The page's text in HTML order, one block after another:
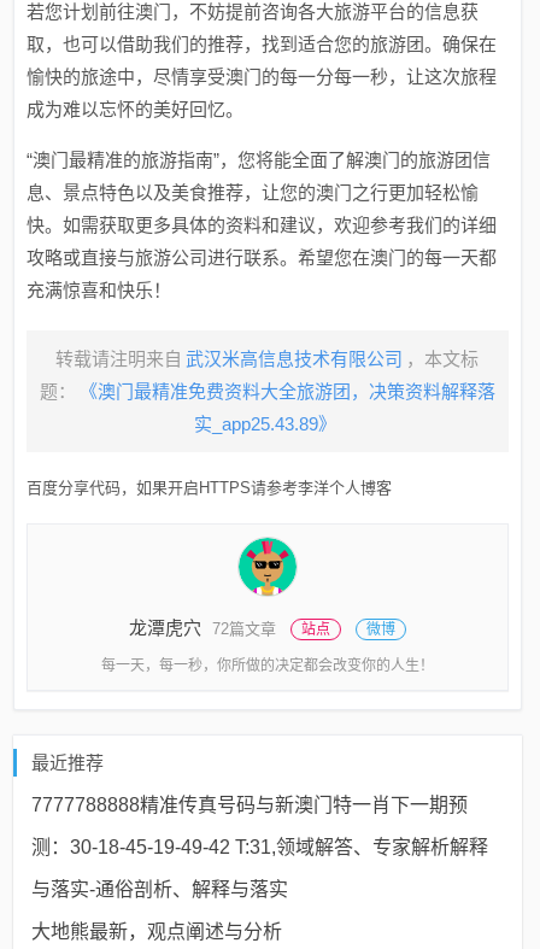
若您计划前往澳门，不妨提前咨询各大旅游平台的信息获
取，也可以借助我们的推荐，找到适合您的旅游团。确保在
愉快的旅途中，尽情享受澳门的每一分每一秒，让这次旅程
成为难以忘怀的美好回忆。
“澳门最精准的旅游指南”，您将能全面了解澳门的旅游团信
息、景点特色以及美食推荐，让您的澳门之行更加轻松愉
快。如需获取更多具体的资料和建议，欢迎参考我们的详细
攻略或直接与旅游公司进行联系。希望您在澳门的每一天都
充满惊喜和快乐！
转载请注明来自 武汉米高信息技术有限公司 ，本文标
题：
《澳门最精准免费资料大全旅游团，决策资料解释落
实_app25.43.89》
百度分享代码，如果开启HTTPS请参考李洋个人博客
龙潭虎穴 72篇文章 站点 微博
每一天，每一秒，你所做的决定都会改变你的人生！
最近推荐
7777788888精准传真号码与新澳门特一肖下一期预
测：30-18-45-19-49-42 T:31,领域解答、专家解析解释
与落实​-通俗剖析、解释与落实
大地熊最新，观点阐述与分析